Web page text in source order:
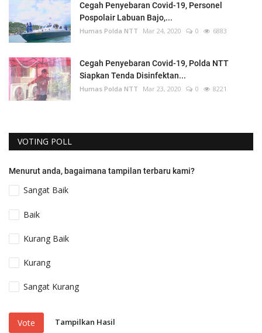
Cegah Penyebaran Covid-19, Personel
Pospolair Labuan Bajo,...
Humas Polda NTT Mar 24, 2020 0 6883
Cegah Penyebaran Covid-19, Polda NTT
Siapkan Tenda Disinfektan...
Humas Polda NTT Mar 23, 2020 0 8221
VOTING POLL
Menurut anda, bagaimana tampilan terbaru kami?
Sangat Baik
Baik
Kurang Baik
Kurang
Sangat Kurang
Vote Tampilkan Hasil